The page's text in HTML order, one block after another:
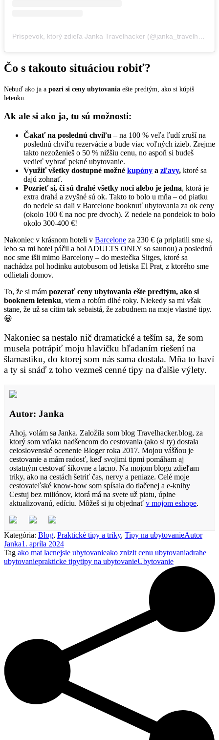
Čo s takouto situáciou robiť?
Nebuď ako ja a pozri si ceny ubytovania ešte predtým, ako si kúpiš
letenku.
Ak ale si ako ja, tu sú možnosti:
Čakať na poslednú chvíľu – na 100 % veľa ľudí zruší na
poslednú chvíľu rezervácie a bude viac voľných izieb. Zrejme
takto nezoženieš o 50 % nižšiu cenu, no aspoň si budeš
vedieť vybrať pekné ubytovanie.
Využiť všetky dostupné možné kupóny a zľavy, ktoré sa
dajú zohnať.
Pozrieť si, či sú drahé všetky noci alebo je jedna, ktorá je
extra drahá a zvyšné sú ok. Takto to bolo u mňa – od piatku
do nedele sa dali v Barcelone booknuť ubytovania za ok ceny
(okolo 100 € na noc pre dvoch). Z nedele na pondelok to bolo
okolo 300-400 €!
Nakoniec v krásnom hoteli v Barcelone za 230 € (a priplatili sme si,
lebo sa mi hotel páčil a bol ADULTS ONLY so saunou) a poslednú
noc sme išli mimo Barcelony – do mestečka Sitges, ktoré sa
nachádza pol hodinku autobusom od letiska El Prat, z ktorého sme
odlietali domov.
To, že si mám pozerať ceny ubytovania ešte predtým, ako si
booknem letenku, viem a robím dlhé roky. Niekedy sa mi však
stane, že už sa cítim tak sebaistá, že zabudnem na moje vlastné tipy.
😀
Nakoniec sa nestalo nič dramatické a teším sa, že som
musela potrápiť moju hlavičku hľadaním riešení na
šlamastiku, do ktorej som nás sama dostala. Mňa to baví
a ty si snáď z toho vezmeš cenné tipy na ďalšie výlety.
Autor: Janka
Ahoj, volám sa Janka. Založila som blog Travelhacker.blog, za
ktorý som vďaka nadšencom do cestovania (ako si ty) dostala
celoslovenské ocenenie Bloger roka 2017. Mojou vášňou je
cestovanie a mám radosť, keď svojimi tipmi pomáham aj
ostatným cestovať šikovne a lacno. Na mojom blogu zdieľam
triky, ako na cestách šetriť čas, nervy a peniaze. Celé moje
cestovateľské know-how som spísala do tlačenej a e-knihy
Cestuj bez miliónov, ktorá má na svete už piatu, úplne
aktualizovanú, edíciu. Môžeš si ju objednať v mojom eshope.
Kategória: Blog, Praktické tipy a triky, Tipy na ubytovanieAutor
Janka1. apríla 2024
Tag ako mat lacnejsie ubytovanieako znizit cenu ubytovaniadrahe
ubytovanieprakticke tipytipy na ubytovanieUbytovanie